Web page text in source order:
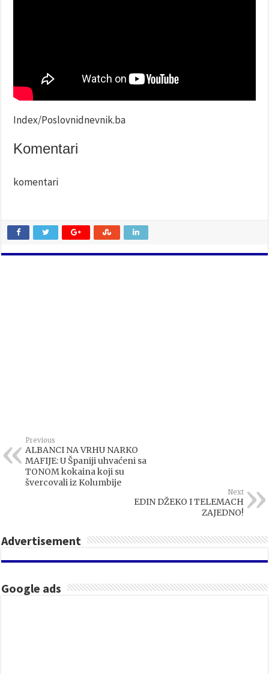
Index/Poslovnidnevnik.ba
Komentari
komentari
Previous
ALBANCI NA VRHU NARKO
MAFIJE: U Španiji uhvaćeni sa
TONOM kokaina koji su
švercovali iz Kolumbije
Next
EDIN DŽEKO I TELEMACH
ZAJEDNO!
Advertisement
Google ads